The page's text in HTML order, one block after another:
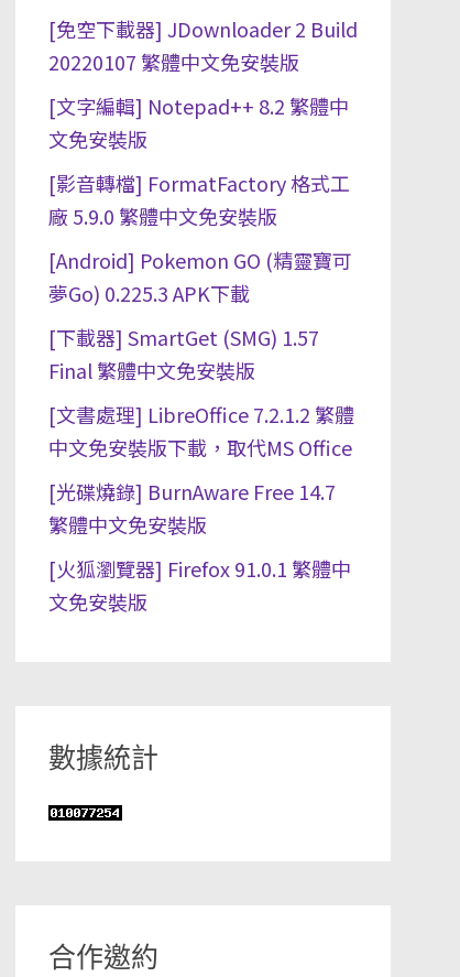
[免空下載器] JDownloader 2 Build
20220107 繁體中文免安裝版
[文字編輯] Notepad++ 8.2 繁體中
文免安裝版
[影音轉檔] FormatFactory 格式工
廠 5.9.0 繁體中文免安裝版
[Android] Pokemon GO (精靈寶可
夢Go) 0.225.3 APK下載
[下載器] SmartGet (SMG) 1.57
Final 繁體中文免安裝版
[文書處理] LibreOffice 7.2.1.2 繁體
中文免安裝版下載，取代MS Office
[光碟燒錄] BurnAware Free 14.7
繁體中文免安裝版
[火狐瀏覽器] Firefox 91.0.1 繁體中
文免安裝版
數據統計
合作邀約